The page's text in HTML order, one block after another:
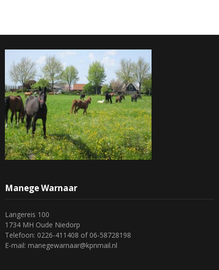
Manege Warnaar
Langereis 100
1734 MH Oude Niedorp
Telefoon: 0226-411408 of 06-58728198
E-mail: manegewarnaar@kpnmail.nl